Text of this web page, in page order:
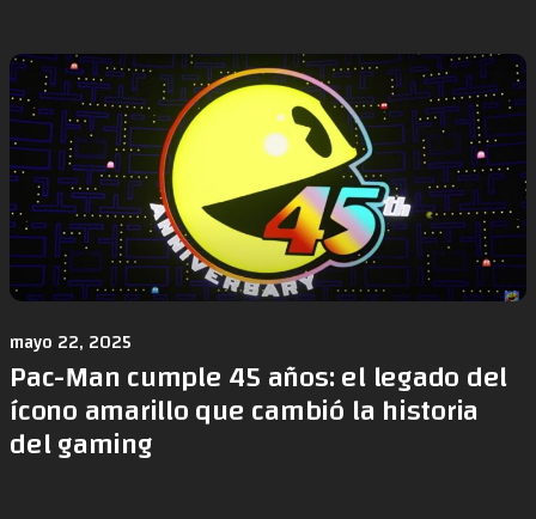
mayo 22, 2025
Pac-Man cumple 45 años: el legado del
ícono amarillo que cambió la historia
del gaming